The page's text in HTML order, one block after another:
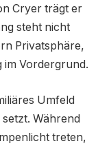
Cryer trägt er
steht nicht
Privatsphäre,
im Vordergrund.
Umfeld
Während
treten,